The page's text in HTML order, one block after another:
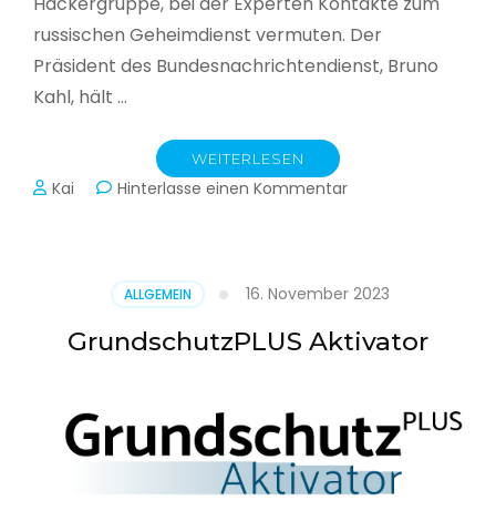
russischen Geheimdienst vermuten. Der
Präsident des Bundesnachrichtendienst, Bruno
Kahl, hält …
WEITERLESEN
Kai Hinterlasse einen Kommentarzu
Schlacht
im
Netz
ALLGEMEIN 16. November 2023
GrundschutzPLUS Aktivator